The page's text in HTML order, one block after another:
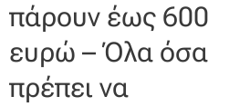
πάρουν έως 600
ευρώ – Όλα όσα
πρέπει να